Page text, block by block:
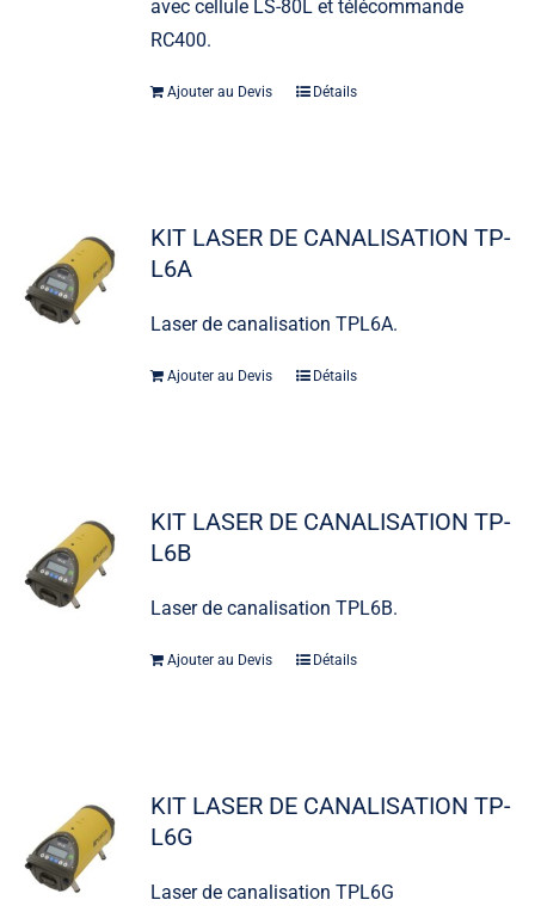
avec cellule LS-80L et télécommande
RC400.
Ajouter au Devis Détails
KIT LASER DE CANALISATION TP-
L6A
Laser de canalisation TPL6A.
Ajouter au Devis Détails
KIT LASER DE CANALISATION TP-
L6B
Laser de canalisation TPL6B.
Ajouter au Devis Détails
KIT LASER DE CANALISATION TP-
L6G
Laser de canalisation TPL6G